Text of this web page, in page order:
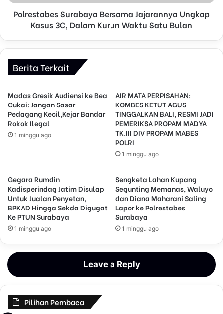
Polrestabes Surabaya Bersama Jajarannya Ungkap
Kasus 3C, Dalam Kurun Waktu Satu Bulan
Berita Terkait
Madas Gresik Audiensi ke Bea
Cukai: Jangan Sasar
Pedagang Kecil,Kejar Bandar
Rokok Ilegal
1 minggu ago
AIR MATA PERPISAHAN:
KOMBES KETUT AGUS
TINGGALKAN BALI, RESMI JADI
PEMERIKSA PROPAM MADYA
TK.III DIV PROPAM MABES
POLRI
1 minggu ago
Gegara Rumdin
Kadisperindag Jatim Disulap
Untuk Jualan Penyetan,
BPKAD Hingga Sekda Digugat
Ke PTUN Surabaya
1 minggu ago
Sengketa Lahan Kupang
Segunting Memanas, Waluyo
dan Diana Maharani Saling
Lapor ke Polrestabes
Surabaya
1 minggu ago
Leave a Reply
Pilihan Pembaca